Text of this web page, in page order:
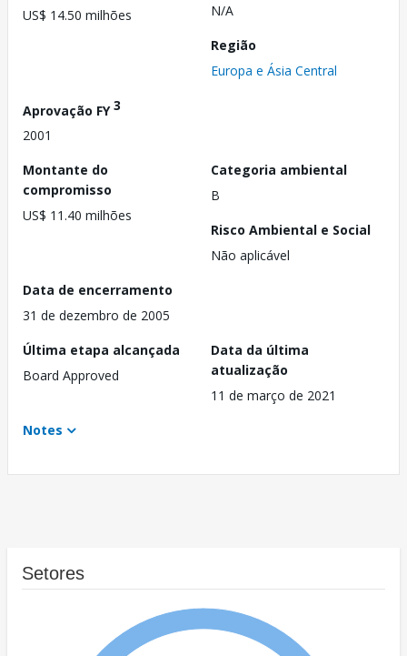
US$ 14.50 milhões
N/A
Região
Europa e Ásia Central
Aprovação FY3
2001
Montante do
compromisso
US$ 11.40 milhões
Categoria ambiental
B
Risco Ambiental e Social
Não aplicável
Data de encerramento
31 de dezembro de 2005
Última etapa alcançada
Board Approved
Data da última
atualização
11 de março de 2021
Notes
Setores